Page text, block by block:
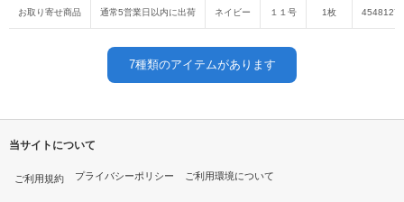
お取り寄せ商品 通常5営業日以内に出荷 ネイビー １１号 1枚
7種類のアイテムがあります
当サイトについて
ご利用規約 プライバシーポリシー ご利用環境について